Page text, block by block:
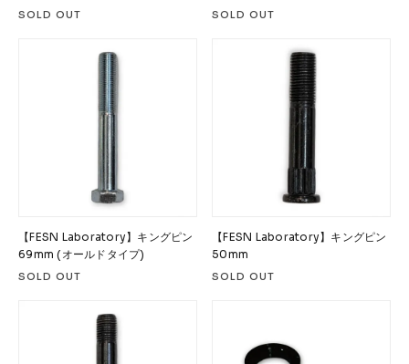
SOLD OUT SOLD OUT
【FESN Laboratory】キングピン
69mm (オールドタイプ)
SOLD OUT
【FESN Laboratory】キングピン
50mm
SOLD OUT